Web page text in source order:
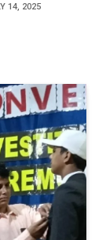
14, 2025